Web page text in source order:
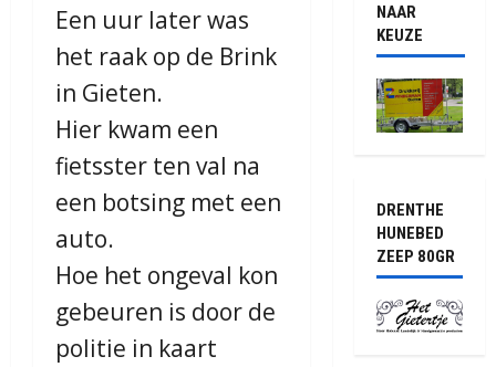
Een uur later was
het raak op de Brink
in Gieten.
Hier kwam een
fietsster ten val na
een botsing met een
auto.
Hoe het ongeval kon
gebeuren is door de
politie in kaart
NAAR
KEUZE
DRENTHE
HUNEBED
ZEEP 80GR